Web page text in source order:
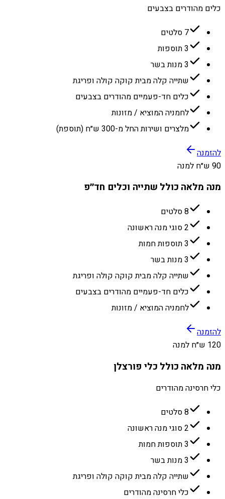
כלים מהודרים בצבעים
7 סלטים
3 תוספות
3 מנות בשר
שתייה קלה מבית קוקה קולה ופריגת
כלים חד-פעמיים מהודרים בצבעים
לחמניה המוציא / מזונות
מלצרים ושירות החל מ-300 ש״ח (תוספת)
להזמנה
90 ש״ח למנה
מנה מלאה כולל שתייה וכלים חד״פ
8 סלטים
2 סוגי מנה ראשונה
3 תוספות חמות
3 מנות בשר
שתייה קלה מבית קוקה קולה ופריגת
כלים חד-פעמיים מהודרים בצבעים
לחמניה המוציא / מזונות
להזמנה
120 ש״ח למנה
מנה מלאה כולל כלי פורצלן
כלי חרסינה מהודרים
8 סלטים
2 סוגי מנה ראשונה
3 תוספות חמות
3 מנות בשר
שתייה קלה מבית קוקה קולה ופריגת
כלי חרסינה מהודרים